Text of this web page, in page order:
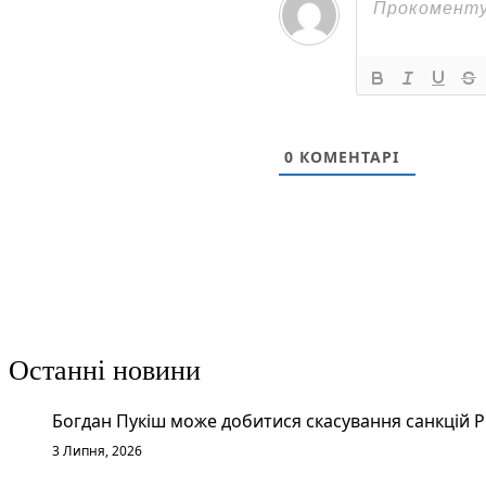
0 КОМЕНТАРІ
Останні новини
Богдан Пукіш може добитися скасування санкцій
3 Липня, 2026